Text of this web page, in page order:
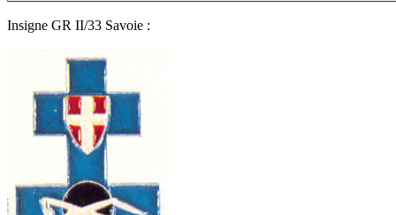
Insigne GR II/33 Savoie :